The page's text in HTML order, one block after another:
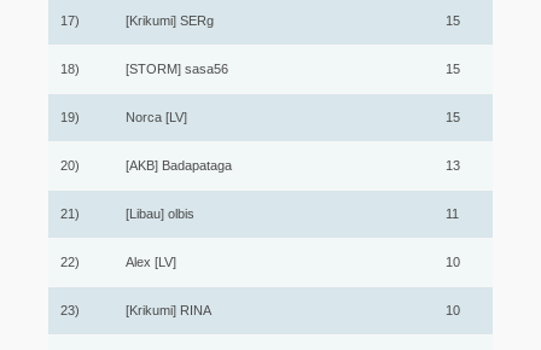
17) [Krikumi] SERg 15
18) [STORM] sasa56 15
19) Norca [LV] 15
20) [AKB] Badapataga 13
21) [Libau] olbis 11
22) Alex [LV] 10
23) [Krikumi] RINA 10